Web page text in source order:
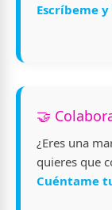
Escríbeme
🤝
¿Eres una
quieres que
Cuéntame